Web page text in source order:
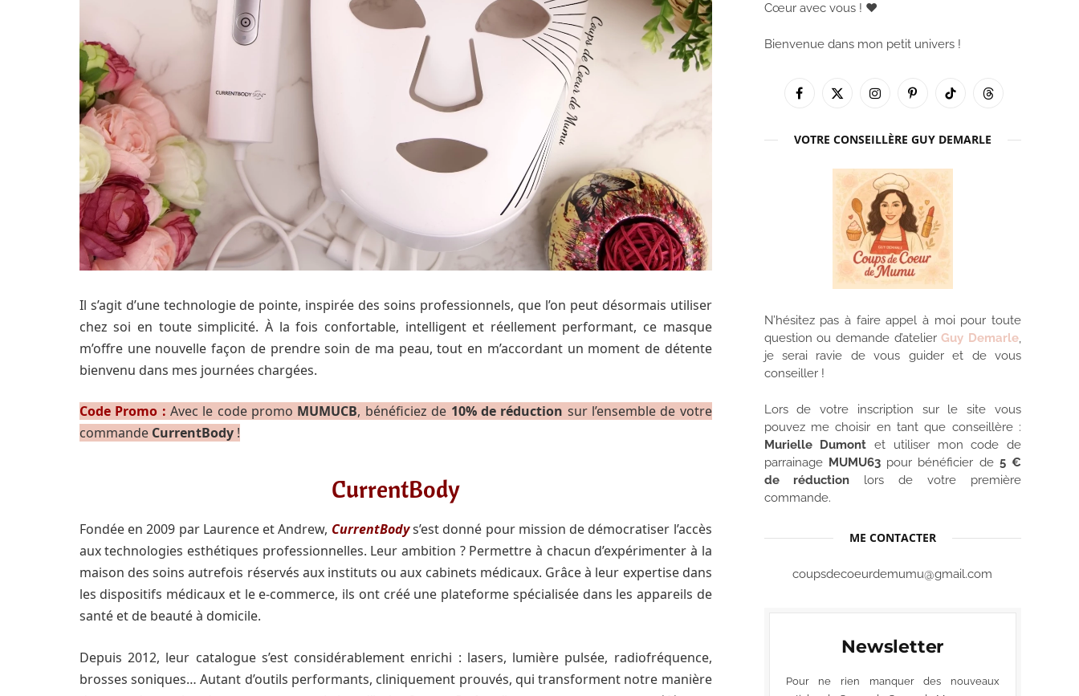
Il s’agit d’une technologie de pointe, inspirée des soins professionnels, que l’on peut désormais utiliser
chez soi en toute simplicité. À la fois confortable, intelligent et réellement performant, ce masque
m’offre une nouvelle façon de prendre soin de ma peau, tout en m’accordant un moment de détente
bienvenu dans mes journées chargées.
Code Promo : Avec le code promo MUMUCB, bénéficiez de 10% de réduction sur l’ensemble de votre
commande CurrentBody !
CurrentBody
Fondée en 2009 par Laurence et Andrew, CurrentBodys’est donné pour mission de démocratiser l’accès
aux technologies esthétiques professionnelles. Leur ambition ? Permettre à chacun d’expérimenter à la
maison des soins autrefois réservés aux instituts ou aux cabinets médicaux. Grâce à leur expertise dans
les dispositifs médicaux et le e-commerce, ils ont créé une plateforme spécialisée dans les appareils de
santé et de beauté à domicile.
Depuis 2012, leur catalogue s’est considérablement enrichi : lasers, lumière pulsée, radiofréquence,
brosses soniques… Autant d’outils performants, cliniquement prouvés, qui transforment notre manière
Cœur avec vous ! ♥
Bienvenue dans mon petit univers !
Facebook
X
InstagramPinterestTikTok Threads
VOTRE CONSEILLÈRE GUY DEMARLE
N’hésitez pas à faire appel à moi pour toute
question ou demande d’atelierGuy Demarle,
je serai ravie de vous guider et de vous
conseiller !
Lors de votre inscription sur le site vous
pouvez me choisir en tant que conseillère :
Murielle Dumont et utiliser mon code de
parrainage MUMU63pour bénéficier de 5 €
de réduction lors de votre première
commande.
ME CONTACTER
coupsdecoeurdemumu@gmail.com
Newsletter
Pour ne rien manquer des nouveaux